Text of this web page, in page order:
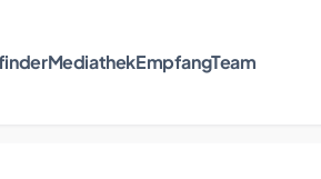
MediathekEmpfangTeam